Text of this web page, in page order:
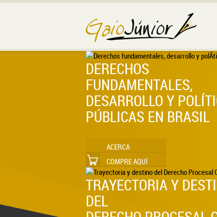
DERECHOS
FUNDAMENTALES,
DESARROLLO Y
PÚBLICAS EN BRASIL
ACERCA
COMPRE AQUÍ
TRAYECTORIA Y
DEL